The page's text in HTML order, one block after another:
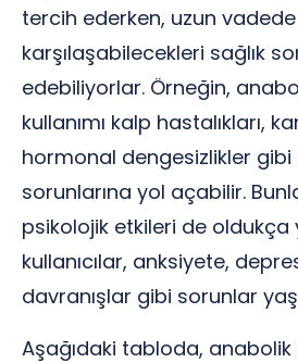
tercih ederken, uzun vadede
karşılaşabilecekleri sağlık
edebiliyorlar. Örneğin,
kullanımı kalp hastalıkları,
hormonal dengesizlikler gibi
sorunlarına yol açabilir.
psikolojik etkileri de oldukça
kullanıcılar, anksiyete,
davranışlar gibi sorunlar
Aşağıdaki tabloda,